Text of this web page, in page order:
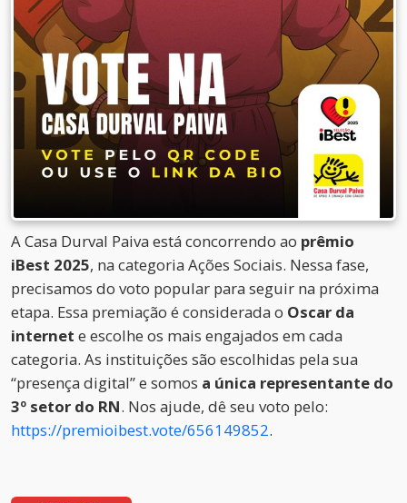
A Casa Durval Paiva está concorrendo ao prêmio
iBest 2025, na categoria Ações Sociais. Nessa fase,
precisamos do voto popular para seguir na próxima
etapa. Essa premiação é considerada o Oscar da
internet e escolhe os mais engajados em cada
categoria. As instituições são escolhidas pela sua
“presença digital” e somos a única representante do
3º setor do RN. Nos ajude, dê seu voto pelo:
https://premioibest.vote/656149852.